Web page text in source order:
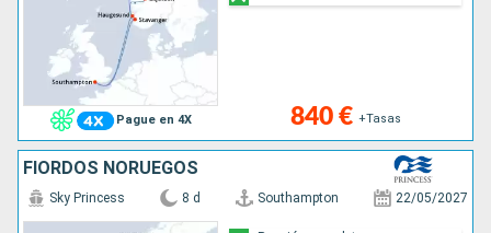
Pague en 4X 840 € +Tasas
FIORDOS NORUEGOS
Sky Princess 8 d Southampton 22/05/2027